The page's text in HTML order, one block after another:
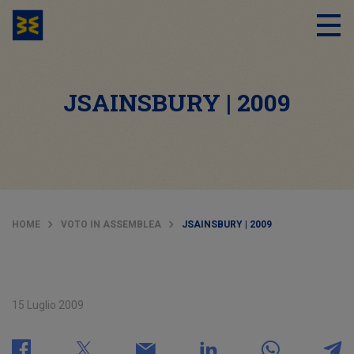
JSAINSBURY | 2009
HOME VOTO IN ASSEMBLEA JSAINSBURY | 2009
15 Luglio 2009